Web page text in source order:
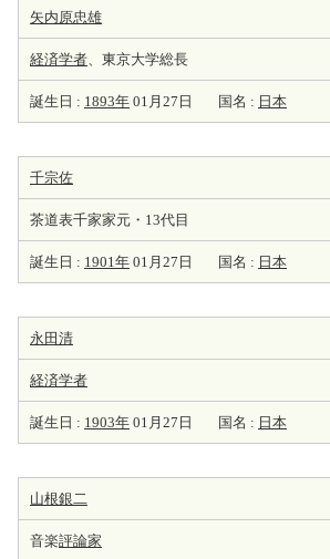
矢内原忠雄
経済学者、東京大学総長
誕生日 : 1893年 01月27日 国名 : 日本
千宗佐
茶道表千家家元・13代目
誕生日 : 1901年 01月27日 国名 : 日本
永田清
経済学者
誕生日 : 1903年 01月27日 国名 : 日本
山根銀二
音楽評論家